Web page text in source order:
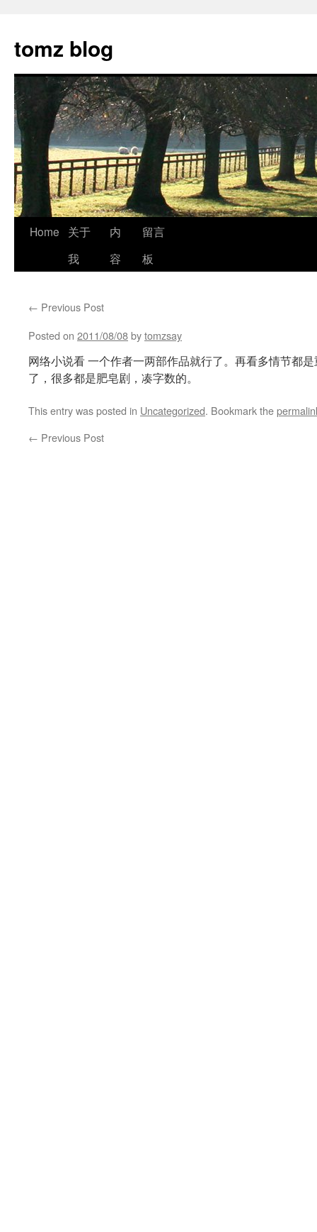
tomz blog
Skip
Home
关于
我
内
容
留言
板
← Previous Post
Posted on 2011/08/08bytomzsay
网络小说看 一个作者一两部作品就行了。再看多情节都
了，很多都是肥皂剧，凑字数的。
This entry was posted in Uncategorized. Bookmark the
← Previous Post